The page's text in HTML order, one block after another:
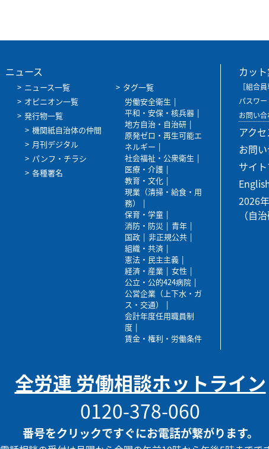
ニュース
ニュース一覧
オピニオン一覧
発行物一覧
機関紙自治体の仲間
月刊デジタル
パンフ・チラシ
各種署名
タグ一覧
労働安全衛生
平和・安保・核兵器
地方自治・自治研
原発ゼロ・再生可能エ
ネルギー
社会福祉・公衆衛生
医療・介護
教育・文化
現業（清掃・給食・用
務）
保育・学童
消防・防災
青年
国政
非正規公共
組織・共済
憲法・民主主義
経済・産業
女性
公立・公的424病院
公営企業（上下水・ガ
ス・交通）
会計年度任用職員制
度
賃金・権利・労働条件
カッ
［組合員
パスワ
お問い
アク
お問
サイ
2026
（自治
全労連 労働相談ホットライン
0120-378-060
番号をクリックですぐにお電話が繋がります。